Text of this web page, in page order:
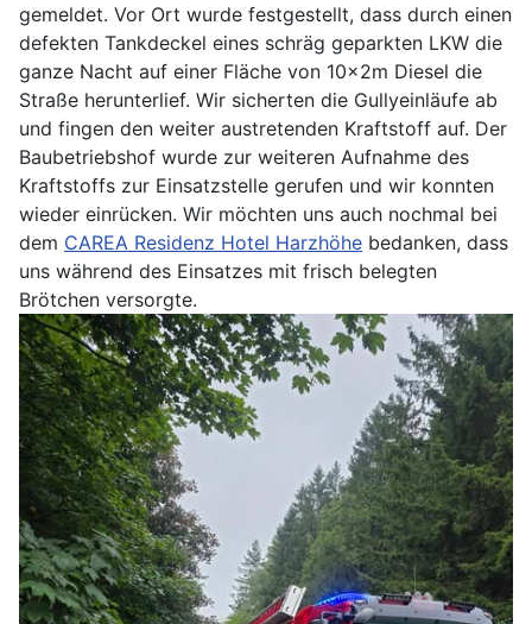
gemeldet. Vor Ort wurde festgestellt, dass durch einen
defekten Tankdeckel eines schräg geparkten LKW die
ganze Nacht auf einer Fläche von 10x2m Diesel die
Straße herunterlief. Wir sicherten die Gullyeinläufe ab
und fingen den weiter austretenden Kraftstoff auf. Der
Baubetriebshof wurde zur weiteren Aufnahme des
Kraftstoffs zur Einsatzstelle gerufen und wir konnten
wieder einrücken. Wir möchten uns auch nochmal bei
dem CAREA Residenz Hotel Harzhöhe bedanken, dass
uns während des Einsatzes mit frisch belegten
Brötchen versorgte.